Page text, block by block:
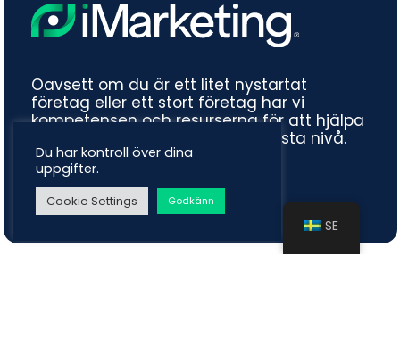
Oavsett om du är ett litet nystartat
företag eller ett stort företag har vi
kompetensen och resurserna för att hjälpa
dig ta din marknadsföring till nästa nivå.
Du har kontroll över dina
uppgifter.
Cookie Settings Godkänn
SE